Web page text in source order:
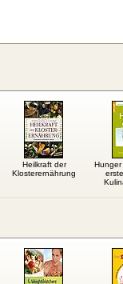
Heilkraft der
Klosterernährung